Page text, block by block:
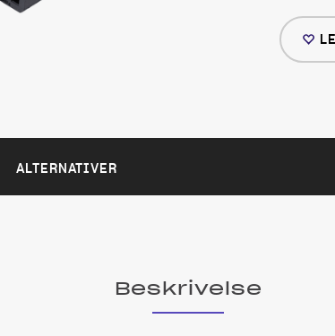
ALTERNATIVER
Beskrivelse